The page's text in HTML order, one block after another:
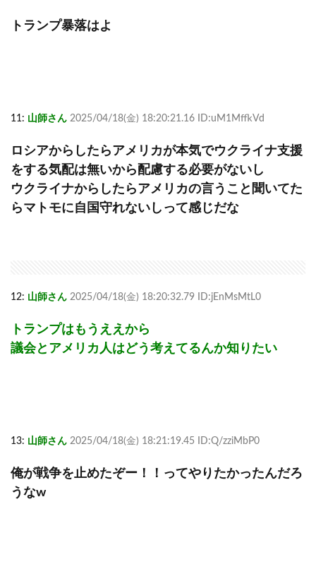
トランプ暴落はよ
11: 山師さん 2025/04/18(金) 18:20:21.16 ID:uM1MffkVd
ロシアからしたらアメリカが本気でウクライナ支援
をする気配は無いから配慮する必要がないし
ウクライナからしたらアメリカの言うこと聞いてた
らマトモに自国守れないしって感じだな
12: 山師さん 2025/04/18(金) 18:20:32.79 ID:jEnMsMtL0
トランプはもうええから
議会とアメリカ人はどう考えてるんか知りたい
13: 山師さん 2025/04/18(金) 18:21:19.45 ID:Q/zziMbP0
俺が戦争を止めたぞー！！ってやりたかったんだろ
うなw